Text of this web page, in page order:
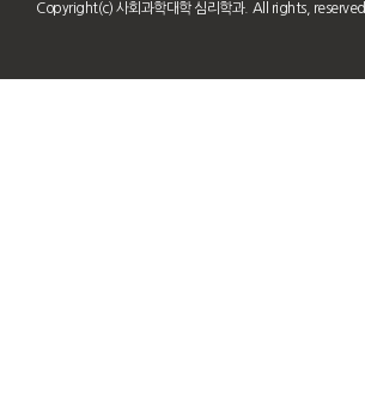
Copyright(c) 사회과학대학 심리학과. All rights, reserved.